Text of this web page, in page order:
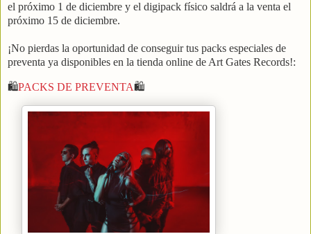
el próximo 1 de diciembre y el digipack físico saldrá a la venta el
próximo 15 de diciembre.
¡No pierdas la oportunidad de conseguir tus packs especiales de
preventa ya disponibles en la tienda online de Art Gates Records!:
🛍️PACKS DE PREVENTA🛍️